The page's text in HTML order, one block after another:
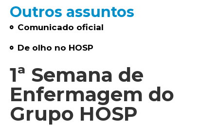
Outros assuntos
Comunicado oficial
De olho no HOSP
1ª Semana de
Enfermagem do
Grupo HOSP